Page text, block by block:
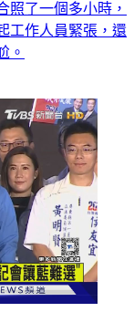
照了一個多小時，
工作人員緊張，還
。